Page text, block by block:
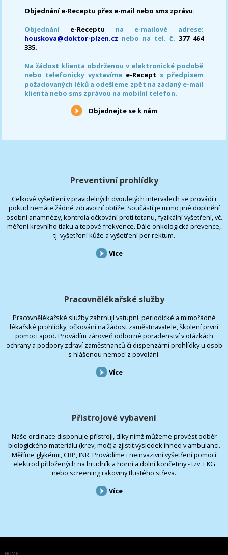
Objednání e-Receptu přes e-mail nebo sms zprávu:
Objednání e-Receptu na e-mailové adrese:
houskova@doktor-plzen.cz nebo na tel. č. 377 464
335.
Na žádost klienta obdrženou v elektronické podobě
nebo telefonicky vystavíme e-Recept s předpisem
požadovaných léků a odešleme zpět na zadaný e-mail
klienta nebo sms zprávou na mobilní telefon.
Objednejte se k nám
Preventivní prohlídky
Celkové vyšetření v pravidelných dvouletých intervalech se provádí i
pokud nemáte žádné zdravotní obtíže. Součástí je mimo jiné doplnění
osobní anamnézy, kontrola očkování proti tetanu, fyzikální vyšetření, vč.
měření krevního tlaku a tepové frekvence. Dále onkologická prevence,
tj. vyšetření kůže a vyšetření per rektum.
Více
Pracovnělékařské služby
Pracovnělékařské služby zahrnují vstupní, periodické a mimořádné
lékařské prohlídky, očkování na žádost zaměstnavatele, školení první
pomoci apod. Provádím zároveň odborné poradenství v otázkách
ochrany a podpory zdraví zaměstnanců či dispenzární prohlídky u osob
s hlášenou nemocí z povolání.
Více
Přístrojové vybavení
Naše ordinace disponuje přístroji, díky nimž můžeme provést odběr
biologického materiálu (krev, moč) a zjistit výsledek ihned v ambulanci.
Měříme glykémii, CRP, INR. Provádíme i neinvazivní vyšetření pomocí
elektrod přiložených na hrudník a horní a dolní končetiny - tzv. EKG
nebo screening rakoviny tlustého střeva.
Více